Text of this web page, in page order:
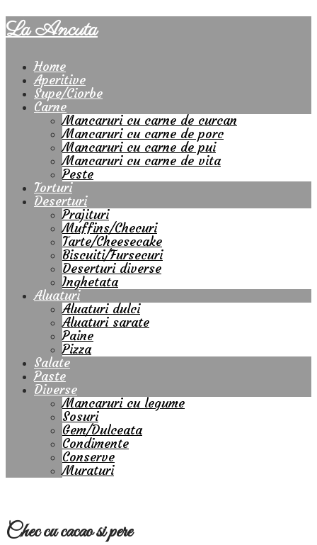
La Ancuta
Home
Aperitive
Supe/Ciorbe
Carne
Mancaruri cu carne de curcan
Mancaruri cu carne de porc
Mancaruri cu carne de pui
Mancaruri cu carne de vita
Peste
Torturi
Deserturi
Prajituri
Muffins/Checuri
Tarte/Cheesecake
Biscuiti/Fursecuri
Deserturi diverse
Inghetata
Aluaturi
Aluaturi dulci
Aluaturi sarate
Paine
Pizza
Salate
Paste
Diverse
Mancaruri cu legume
Sosuri
Gem/Dulceata
Condimente
Conserve
Muraturi
Chec cu cacao si pere